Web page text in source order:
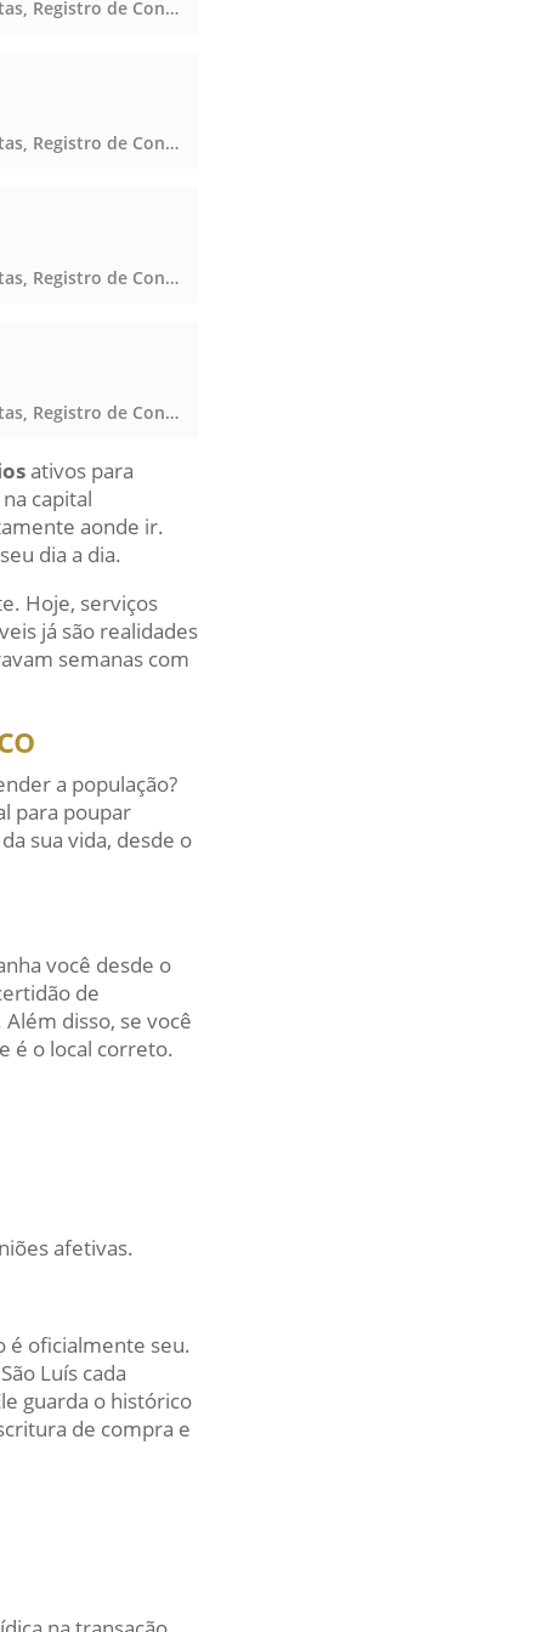
Notas, Registro de Contratos Marítimos, Notas, Registro de Contratos Marítimos, Notas, Registro de Contratos Marítimos, Notas, Registro de Contratos Marítimos
Notas, Registro de Contratos Marítimos, Notas, Registro de Contratos Marítimos, Notas, Registro de Contratos Marítimos, Notas, Registro de Contratos Marítimos
Notas, Registro de Contratos Marítimos, Notas, Registro de Contratos Marítimos, Notas, Registro de Contratos Marítimos, Notas, Registro de Contratos Marítimos
Notas, Registro de Contratos Marítimos, Notas, Registro de Contratos Marítimos, Notas, Registro de Contratos Marítimos, Notas, Registro de Contratos Marítimos
ativos para
capital
aonde ir.
dia a dia.
Hoje, serviços
já são realidades
semanas com
a população?
para poupar
sua vida, desde o
você desde o
de
disso, se você
é o local correto.
afetivas.
é oficialmente seu.
Luís cada
guarda o histórico
de compra e